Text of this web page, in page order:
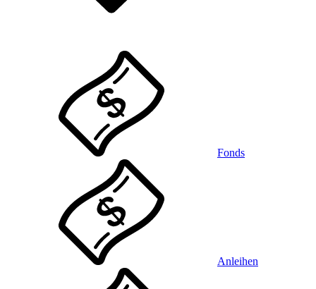
Fonds
Anleihen